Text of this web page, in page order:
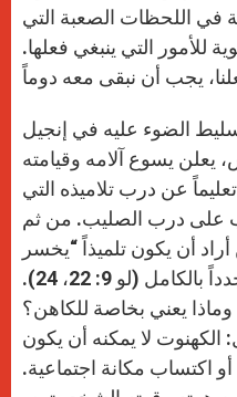
في اللحظات الصعبة التي
للأمور التي ينبغي فعلها.
الضوء عليه في إنجيل
يعلن يسوع آلامه وقيامته
عن درب تلاميذه التي
على درب الصليب. من ثم
أن يكون تلميذاً “يخسر
نفسه”، وإنما ليربح نفسه مجدداً بالكامل (لو 9: 22، 24).
يعني بخاصة للكاهن؟
الكهنوت لا يمكنه أن يكون
أو اكتساب مكانة اجتماعية.